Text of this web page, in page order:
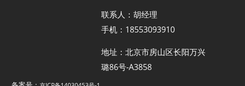
联系人：胡经理
手机：18553093910
地址：北京市房山区长阳万兴
璐86号-A3858